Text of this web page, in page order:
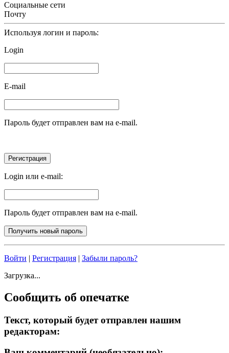
Социальные сети
Почту
Используя логин и пароль:
Login
E-mail
Пароль будет отправлен вам на e-mail.
Login или e-mail:
Пароль будет отправлен вам на e-mail.
Войти | Регистрация | Забыли пароль?
Загрузка...
Сообщить об опечатке
Текст, который будет отправлен нашим
редакторам: